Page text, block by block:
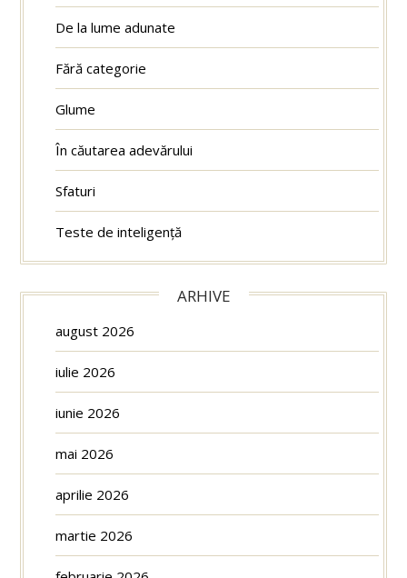
De la lume adunate
Fără categorie
Glume
În căutarea adevărului
Sfaturi
Teste de inteligență
ARHIVE
august 2026
iulie 2026
iunie 2026
mai 2026
aprilie 2026
martie 2026